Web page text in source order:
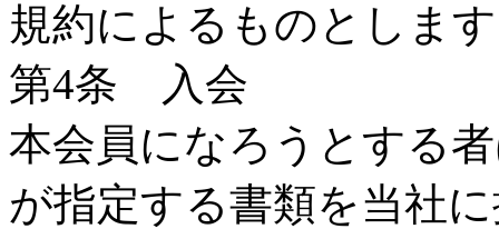
規約によるものとしま
第4条 入会
本会員になろうとする
が指定する書類を当社